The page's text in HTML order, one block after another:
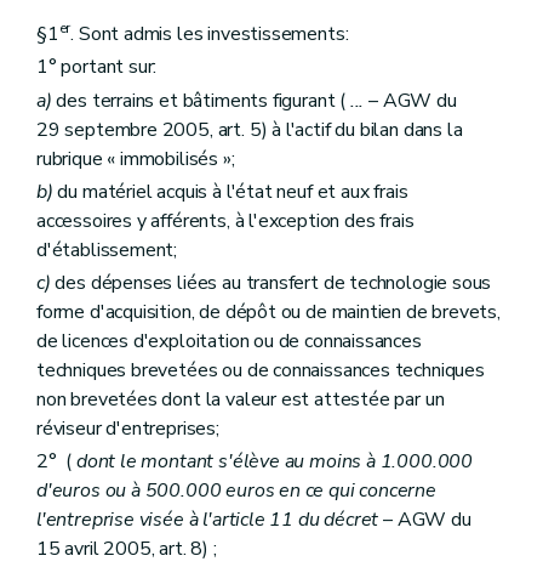
§1er. Sont admis les investissements:
1° portant sur:
a)des terrains et bâtiments figurant (... – AGW du
29 septembre 2005, art. 5) à l'actif du bilan dans la
rubrique « immobilisés »;
b)du matériel acquis à l'état neuf et aux frais
accessoires y afférents, à l'exception des frais
d'établissement;
c)des dépenses liées au transfert de technologie sous
forme d'acquisition, de dépôt ou de maintien de brevets,
de licences d'exploitation ou de connaissances
techniques brevetées ou de connaissances techniques
non brevetées dont la valeur est attestée par un
réviseur d'entreprises;
2° (dont le montant s'élève au moins à 1.000.000
d'euros ou à 500.000 euros en ce qui concerne
l'entreprise visée à l'article 11 du décret– AGW du
15 avril 2005, art. 8) ;